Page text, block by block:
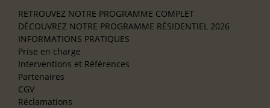
RETROUVEZ NOTRE PROGRAMME COMPLET
DÉCOUVREZ NOTRE PROGRAMME RÉSIDENTIEL 2026
INFORMATIONS PRATIQUES
Prise en charge
Interventions et Références
Partenaires
CGV
Réclamations